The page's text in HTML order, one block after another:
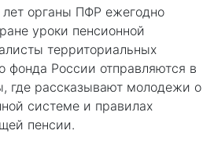
органы ПФР ежегодно
уроки пенсионной
территориальных
фонда России отправляются в
где рассказывают молодежи о
системе и правилах
пенсии.